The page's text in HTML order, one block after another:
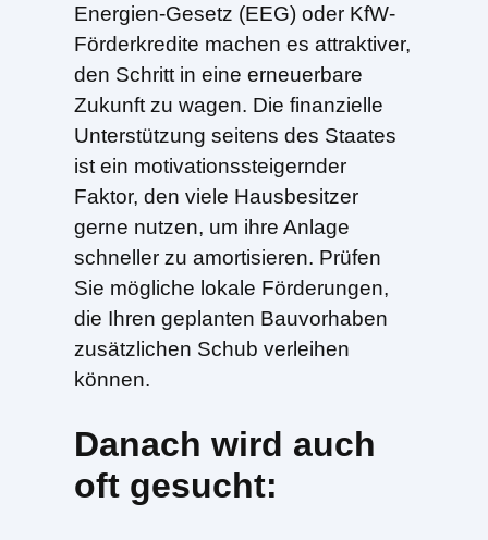
Energien-Gesetz (EEG) oder KfW-
Förderkredite machen es attraktiver,
den Schritt in eine erneuerbare
Zukunft zu wagen. Die finanzielle
Unterstützung seitens des Staates
ist ein motivationssteigernder
Faktor, den viele Hausbesitzer
gerne nutzen, um ihre Anlage
schneller zu amortisieren. Prüfen
Sie mögliche lokale Förderungen,
die Ihren geplanten Bauvorhaben
zusätzlichen Schub verleihen
können.
Danach wird auch
oft gesucht: